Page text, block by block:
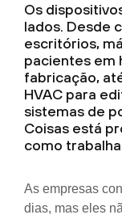
Os
lados. Desde
escritórios,
pacientes em
fabricação,
HVAC para
sistemas de
Coisas está
como
As empresas
dias, mas eles